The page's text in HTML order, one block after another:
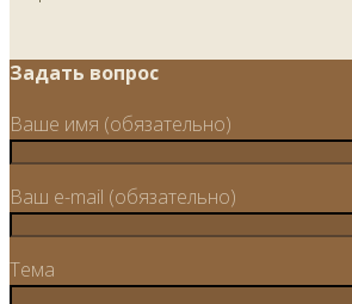
Задать вопрос
Ваше имя (обязательно)
Ваш e-mail (обязательно)
Тема